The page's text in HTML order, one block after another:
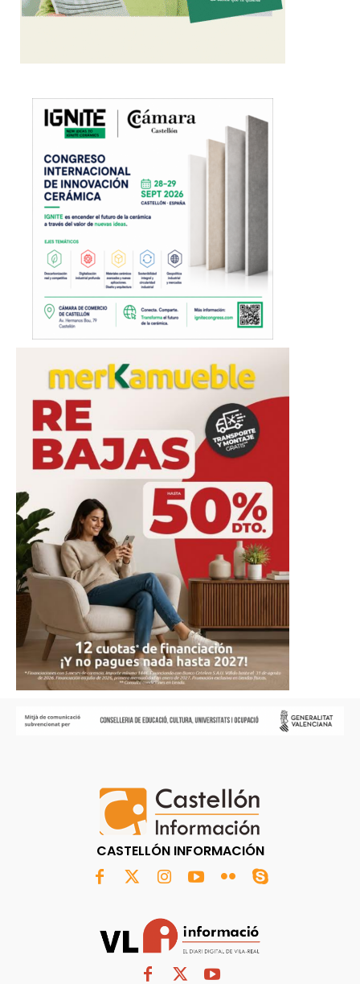
CASTELLÓN INFORMACIÓN